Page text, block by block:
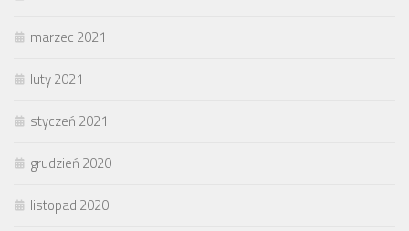
marzec 2021
luty 2021
styczeń 2021
grudzień 2020
listopad 2020